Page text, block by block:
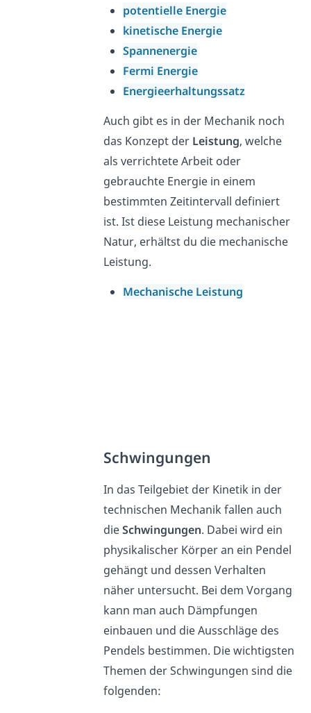
potentielle Energie
kinetische Energie
Spannenergie
Fermi Energie
Energieerhaltungssatz
Auch gibt es in der Mechanik noch
das Konzept derLeistung, welche
als verrichtete Arbeit oder
gebrauchte Energie in einem
bestimmten Zeitintervall definiert
ist. Ist diese Leistung mechanischer
Natur, erhältst du die mechanische
Leistung.
Mechanische Leistung
Schwingungen
In das Teilgebiet der Kinetik in der
technischen Mechanik fallen auch
dieSchwingungen. Dabei wird ein
physikalischer Körper an ein Pendel
gehängt und dessen Verhalten
näher untersucht. Bei dem Vorgang
kann man auch Dämpfungen
einbauen und die Ausschläge des
Pendels bestimmen. Die wichtigsten
Themen der Schwingungen sind die
folgenden: